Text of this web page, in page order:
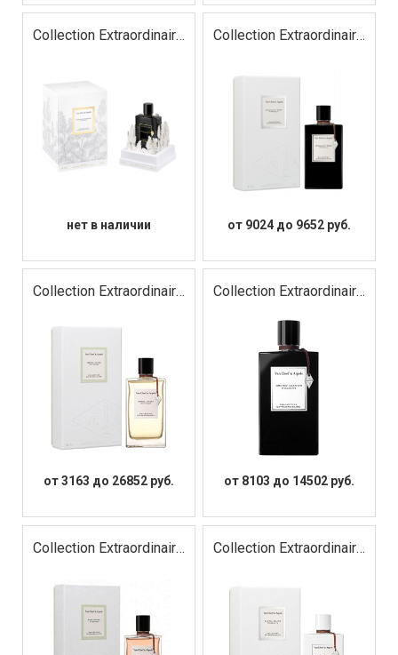
Collection Extraordinaire
нет в наличии
Collection Extraordinaire
от 9024 до 9652 руб.
Collection Extraordinaire
от 3163 до 26852 руб.
Collection Extraordinaire
от 8103 до 14502 руб.
Collection Extraordinaire
Collection Extraordinaire